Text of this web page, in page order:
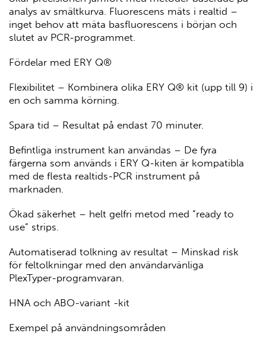
analys av smältkurva. Fluorescens mäts i realtid –
inget behov att mäta basfluorescens i början och
slutet av PCR-programmet.
Fördelar med ERY Q®
Flexibilitet – Kombinera olika ERY Q® kit (upp till 9) i
en och samma körning.
Spara tid – Resultat på endast 70 minuter.
Befintliga instrument kan användas – De fyra
färgerna som används i ERY Q-kiten är kompatibla
med de flesta realtids-PCR instrument på
marknaden.
Ökad säkerhet – helt gelfri metod med ”ready to
use” strips.
Automatiserad tolkning av resultat – Minskad risk
för feltolkningar med den användarvänliga
PlexTyper-programvaran.
HNA och ABO-variant -kit
Exempel på användningsområden